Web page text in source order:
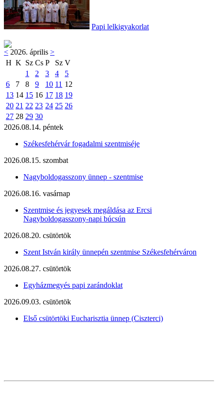
Papi lelkigyakorlat
< 2026. április >
H K Sz Cs P Sz V
1
2 3 4
5
6
7 8 9 10 11 12
13 14 15 16 17 18 19
20 21 22 23 24 25 26
27 28 29 30
2026.08.14. péntek
Székesfehérvár fogadalmi szentmiséje
2026.08.15. szombat
Nagyboldogasszony ünnep - szentmise
2026.08.16. vasárnap
Szentmise és jegyesek megáldása az Ercsi
Nagyboldogasszony-napi búcsún
2026.08.20. csütörtök
Szent István király ünnepén szentmise Székesfehérváron
2026.08.27. csütörtök
Egyházmegyés papi zarándoklat
2026.09.03. csütörtök
Első csütörtöki Eucharisztia ünnep (Ciszterci)